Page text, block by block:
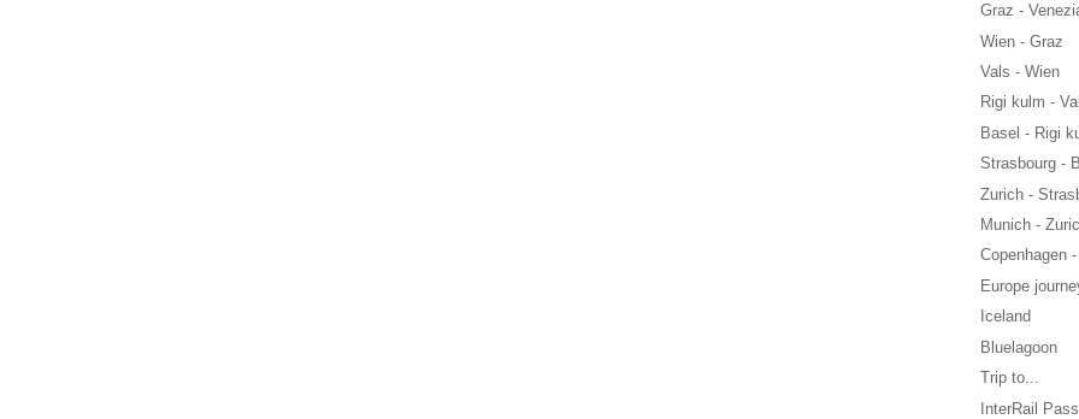
Graz -
Wien - Graz
Vals - Wien
Rigi kulm -
Basel - Rigi
Strasbourg -
Zurich -
Munich -
Copenhagen
Europe
Iceland
Bluelagoon
Trip to...
InterRail Pass